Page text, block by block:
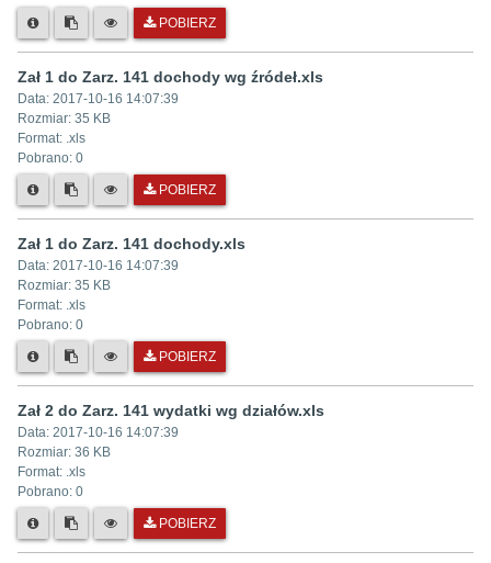
POBIERZ
Zał 1 do Zarz. 141 dochody wg źródeł.xls
Data: 2017-10-16 14:07:39
Rozmiar: 35 KB
Format: .xls
Pobrano: 0
POBIERZ
Zał 1 do Zarz. 141 dochody.xls
Data: 2017-10-16 14:07:39
Rozmiar: 35 KB
Format: .xls
Pobrano: 0
POBIERZ
Zał 2 do Zarz. 141 wydatki wg działów.xls
Data: 2017-10-16 14:07:39
Rozmiar: 36 KB
Format: .xls
Pobrano: 0
POBIERZ